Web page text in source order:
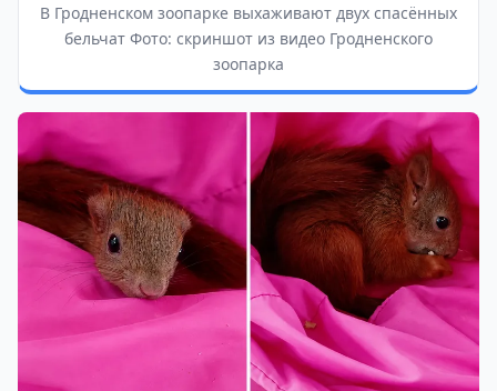
В Гродненском зоопарке выхаживают двух спасённых
бельчат Фото: скриншот из видео Гродненского
зоопарка